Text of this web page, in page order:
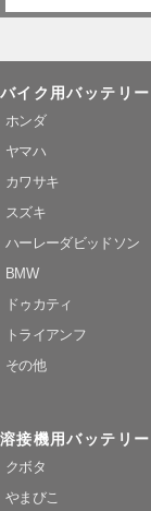
バイク用バッテリー
ホンダ
ヤマハ
カワサキ
スズキ
ハーレーダビッドソン
BMW
ドゥカティ
トライアンフ
その他
溶接機用バッテリー
クボタ
やまびこ